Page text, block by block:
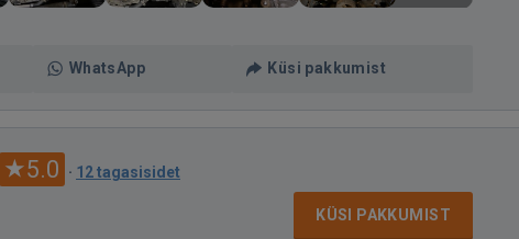
WhatsApp Küsi pakkumist
5.0 · 12 tagasisidet
KÜSI PAKKUMIST